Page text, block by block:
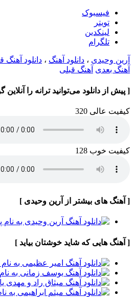
فيسبوک
تويتر
لینکدین
تلگرام
آرین وحیدی ، دانلود آهنگ ، دانلود
آهنگ بعدی آهنگ قبلی
[ پیش از دانلود می‌توانید ترانه را
کیفیت عالی 320
کیفیت خوب 128
[ آهنگ های بیشتر از آرین وحیدی ]
[ آهنگ هایی که شاید خوشتان بیاید ]